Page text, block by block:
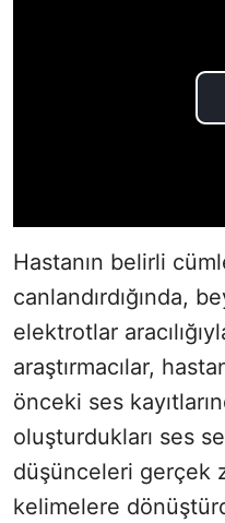
Hastanın belirli
canlandırdığında,
elektrotlar
araştırmacılar,
önceki ses
oluşturdukları ses
düşünceleri gerçek
kelimelere